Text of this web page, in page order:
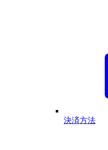
決済方法